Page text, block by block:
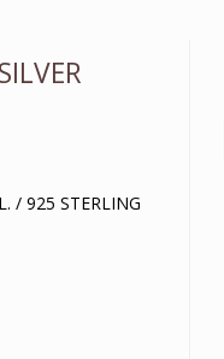
/ 925 STERLING